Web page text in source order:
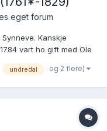
eget forum
Kanskje
vart ho gift med Ole
L0004Ministerialbok
undredal og 2 flere)